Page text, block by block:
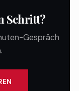
Schritt?
Gespräch